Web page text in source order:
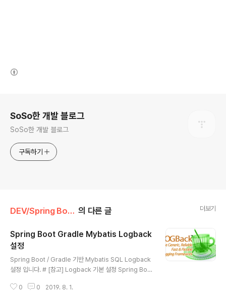
SoSo한 개발 블로그
SoSo한 개발 블로그
구독하기
DEV/Spring Boot 의 다른 글 더보기
Spring Boot Gradle Mybatis Logback
설정
Spring Boot / Gradle 기반 Mybatis SQL Logback
설정 입니다. # [참고] Logback 기본 설정 Spring Boot
파일 구성 - src - main - resources - log - consol
0 0 2019. 8. 1.